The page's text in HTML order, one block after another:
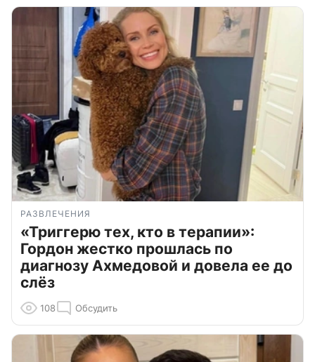
РАЗВЛЕЧЕНИЯ
«Триггерю тех, кто в терапии»:
Гордон жестко прошлась по
диагнозу Ахмедовой и довела ее до
слёз
108 Обсудить